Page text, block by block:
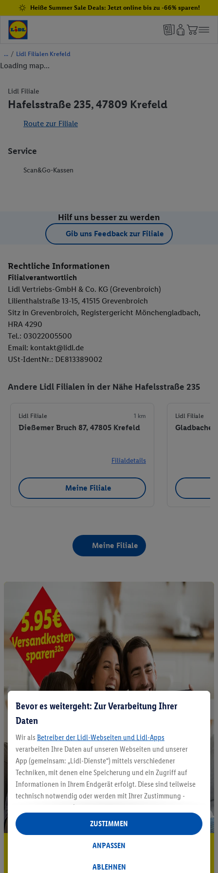
Heiße Summer Sale Deals: Jetzt online bis zu -66% sparen!
/ Lidl Filialen Krefeld
Loading map...
Lidl Filiale
Hafelsstraße 235, 47809 Krefeld
Route zur Filiale
Service
Scan&Go-Kassen
Hilf uns besser zu werden
Gib uns Feedback zur Filiale
Rechtliche Informationen
Filialverantwortlich
Lidl Vertriebs-GmbH & Co. KG (Grevenbroich)
Lilienthalstraße 13-15, 41515 Grevenbroich
Sitz in Grevenbroich, Registergericht Mönchengladbach,
HRA 4290
Tel.: 03022005500
Email: kontakt@lidl.de
USt-IdentNr.: DE813389002
Andere Lidl Filialen in der Nähe Hafelsstraße 235
Lidl Filiale 1 km
Dießemer Bruch 87, 47805 Krefeld
Filialdetails
Meine Filiale
Lidl Filiale
Meine Filiale
5.95 € Versand sparen³²ᵃ
Jetzt zum Newsletter anmelden
Bevor es weitergeht: Zur Verarbeitung Ihrer
Daten
Wir als Betreiber der Lidl-Webseiten und Lidl-Apps
verarbeiten Ihre Daten auf unseren Webseiten und unserer
App (gemeinsam: „Lidl-Dienste“) mittels verschiedener
Techniken, mit denen eine Speicherung und ein Zugriff auf
Informationen in Ihrem Endgerät erfolgt. Diese sind teilweise
technisch notwendig oder werden mit Ihrer Zustimmung -
auch durch Partner (u.a.
Verantwortliche; im Zusammenhang mit dem IAB TCF
insgesamt
Statistik-Erstellung oder für personalisierte Werbung
Datenverarbeitungen für personalisierte Werbung werden
ABLEHNEN
ANPASSEN
ZUSTIMMEN